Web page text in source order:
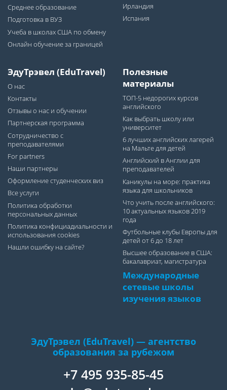
Среднее образование
Подготовка в ВУЗ
Учеба в школах США по обмену
Онлайн обучение за границей
Ирландия
Испания
ЭдуТрэвел (EduTravel)
О нас
Контакты
Отзывы о нас и обучении
Партнерская программа
Сотрудничество с
преподавателями
For partners
Наши партнеры
Оформление студенческих виз
Все услуги
Политика обработки
персональных данных
Политика конфициадиальности и
использования cookies
Нашли ошибку на сайте?
Полезные
материалы
ТОП-5 недорогих курсов
английского
Как выбрать школу или
университет
6 лучших английских лагерей
на Мальте для детей
Английский в Англии для
преподавателей
Каникулы на море: практика
языка для школьников
Что учить после английского:
10 актуальных языков 2019
года
Футбольные клубы Европы для
детей от 6 до 18 лет
Высшее образование в США:
бакалавриат, магистратура
Международные
сетевые школы
изучения языков
ЭдуТрэвел (EduTravel) — агентство
образования за рубежом
+7 495 935-85-45